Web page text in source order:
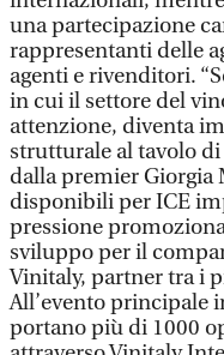
una partecipazione
rappresentanti delle
agenti e rivenditori.
in cui il settore del
attenzione, diventa
strutturale al tavolo
dalla premier Giorgia
disponibili per ICE
pressione
sviluppo per il
Vinitaly, partner tra i
All’evento principale
portano più di 1000